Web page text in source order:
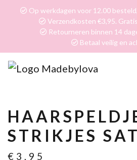
Op werkdagen voor 12.00
Verzendkosten €3,95.
Retourneren binnen 14
Betaal veilig en
STRIKJES
€ 3,95